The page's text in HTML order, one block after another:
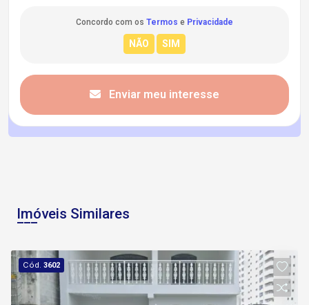
Concordo com os Termos e Privacidade
Enviar meu interesse
Imóveis Similares
Cód.3602